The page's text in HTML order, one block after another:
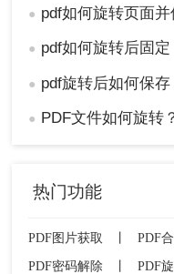
转后的PDF文件
：使用虚拟打
请确保已正确安装并
查打印设置中的旋转
以上就是本次分享
旋转工具还是虚拟打
旋转后的保存操作。
● pdf如何旋转页面并保
● pdf如何旋转后固
● pdf旋转后如何保存
● PDF文件如何旋转
热门功能
PDF图片获取 PDF
PDF密码解除
PDF